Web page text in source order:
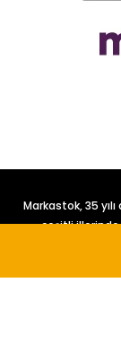
Markastok, 35
çeşitli illerinde